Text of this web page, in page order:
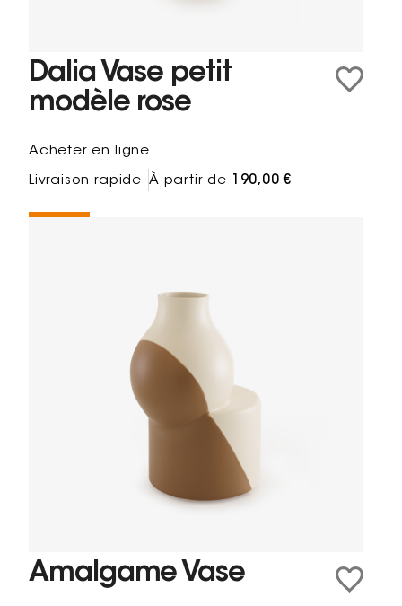
Dalia Vase petit
modèle rose
Acheter en ligne
Livraison rapide À partir de 190,00 €
Amalgame Vase